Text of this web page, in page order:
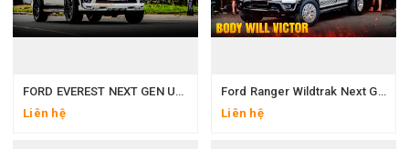
FORD EVEREST NEXT GEN UP BODY VICTOR V1 – MÂM LỐP 20 INCH – ỐP HEO BREMBO
Liên hệ
Ford Ranger Wildtrak Next Gen Độ Body Will Victor
Liên hệ